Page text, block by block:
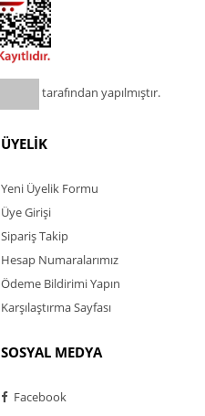
tarafından yapılmıştır.
ÜYELİK
Yeni Üyelik Formu
Üye Girişi
Sipariş Takip
Hesap Numaralarımız
Ödeme Bildirimi Yapın
Karşılaştırma Sayfası
SOSYAL MEDYA
Facebook